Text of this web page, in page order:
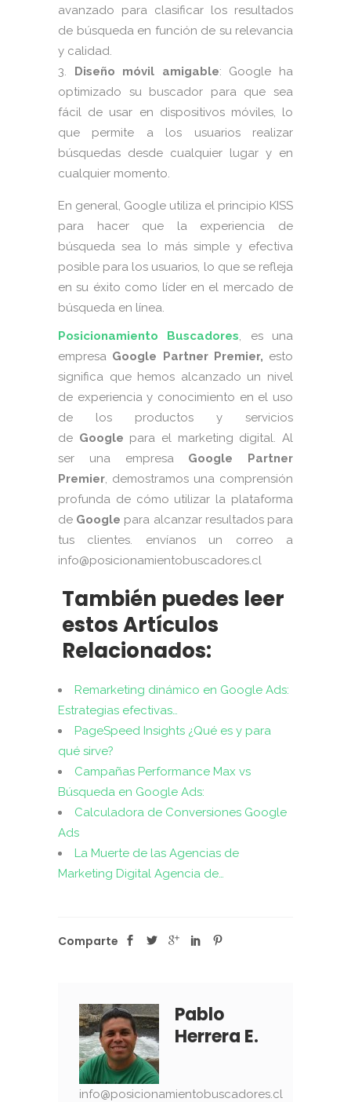
avanzado para clasificar los resultados
de búsqueda en función de su relevancia
y calidad.
Diseño móvil amigable: Google ha
optimizado su buscador para que sea
fácil de usar en dispositivos móviles, lo
que permite a los usuarios realizar
búsquedas desde cualquier lugar y en
cualquier momento.
En general, Google utiliza el principio KISS
para hacer que la experiencia de
búsqueda sea lo más simple y efectiva
posible para los usuarios, lo que se refleja
en su éxito como líder en el mercado de
búsqueda en línea.
Posicionamiento Buscadores, es una
empresa Google Partner Premier, esto
significa que hemos alcanzado un nivel
de experiencia y conocimiento en el uso
de los productos y servicios
de Google para el marketing digital. Al
ser una empresa Google Partner
Premier, demostramos una comprensión
profunda de cómo utilizar la plataforma
de Google para alcanzar resultados para
tus clientes. envíanos un correo a
info@posicionamientobuscadores.cl
También puedes leer
estos Artículos
Relacionados:
Remarketing dinámico en Google Ads:
Estrategias efectivas…
PageSpeed Insights ¿Qué es y para
qué sirve?
Campañas Performance Max vs
Búsqueda en Google Ads:
Calculadora de Conversiones Google
Ads
La Muerte de las Agencias de
Marketing Digital Agencia de…
Comparte
Pablo
Herrera E.
info@posicionamientobuscadores.cl